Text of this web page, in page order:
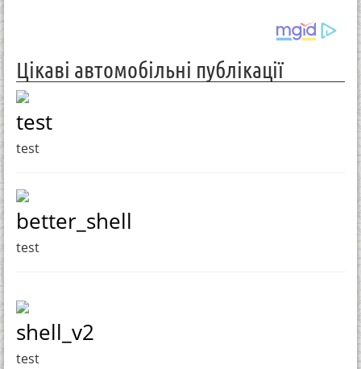
Цікаві автомобільні публікації
test
test
better_shell
test
shell_v2
test